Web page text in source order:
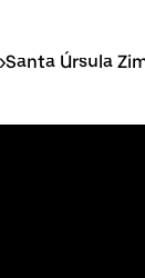
>Santa Úrsula